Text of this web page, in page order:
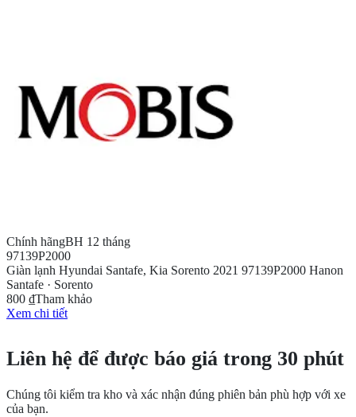
Chính hãngBH 12 tháng
97139P2000
Giàn lạnh Hyundai Santafe, Kia Sorento 2021 97139P2000 Hanon
Santafe · Sorento
800 ₫Tham khảo
Xem chi tiết
Liên hệ để được báo giá trong 30 phút
Chúng tôi kiểm tra kho và xác nhận đúng phiên bản phù hợp với xe
của bạn.